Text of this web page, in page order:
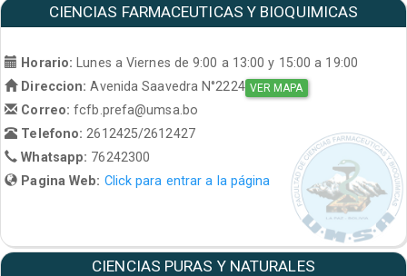
CIENCIAS FARMACEUTICAS Y BIOQUIMICAS
Horario: Lunes a Viernes de 9:00 a 13:00 y 15:00 a 19:00
Direccion: Avenida Saavedra N°2224 VER MAPA
Correo:fcfb.prefa@umsa.bo
Telefono:2612425/2612427
Whatsapp: 76242300
Pagina Web: Click para entrar a la página
CIENCIAS PURAS Y NATURALES